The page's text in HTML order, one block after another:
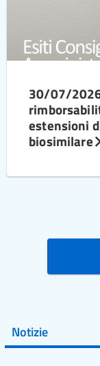
30/07/2026
estensioni
biosimilare
Notizie